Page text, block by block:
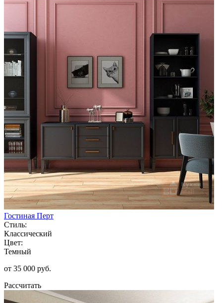
Гостиная Перт
Стиль:
Классический
Цвет:
Темный
от 35 000 руб.
Рассчитать